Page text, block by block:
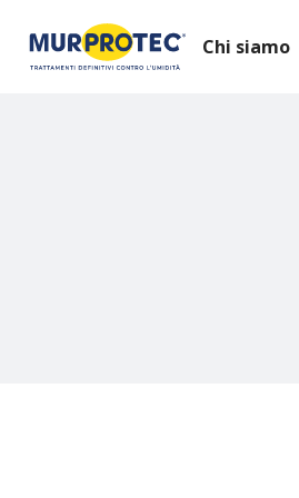
Chi siamo